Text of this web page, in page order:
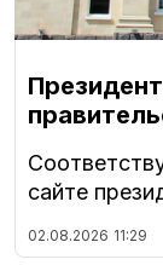
сайте
02.08.2026 11:29